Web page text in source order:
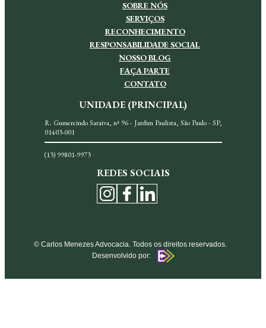
SOBRE NÓS
SERVIÇOS
RECONHECIMENTO
RESPONSABILIDADE SOCIAL
NOSSO BLOG
FAÇA PARTE
CONTATO
UNIDADE (PRINCIPAL)
R. Gumercindo Saraiva, nª 96 - Jardim Paulista, São Paulo - SP,
01403-001
(13) 99801-9973
REDES SOCIAIS
© Carlos Menezes Advocacia. Todos os direitos reservados.
Desenvolvido por: